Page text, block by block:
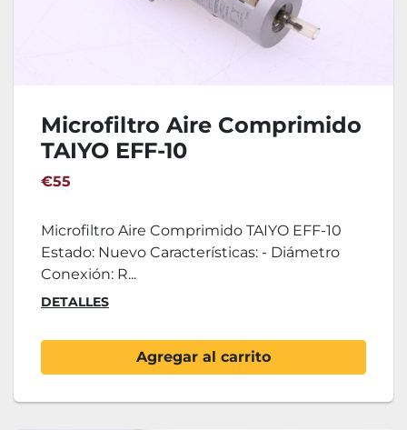
Microfiltro Aire Comprimido
TAIYO EFF-10
€55
Microfiltro Aire Comprimido TAIYO EFF-10
Estado: Nuevo Características: - Diámetro
Conexión: R...
DETALLES
Agregar al carrito